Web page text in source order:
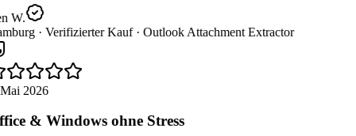
W.
· Verifizierter Kauf · Outlook Attachment Extractor
2026
& Windows ohne Stress